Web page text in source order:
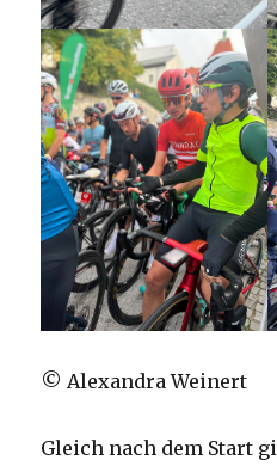
© Alexandra Weinert
Gleich nach dem Start